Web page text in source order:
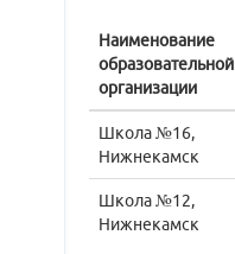
Наименование
образовательной
организации
Школа №16,
Нижнекамск
Школа №12,
Нижнекамск